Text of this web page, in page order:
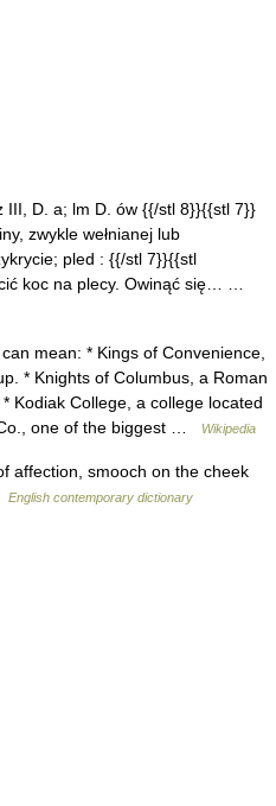
D. a; lm D. ów {{/stl 8}}{{stl 7}}
zwykle wełnianej lub
pled : {{/stl 7}}{{stl
koc na plecy. Owinąć się… …
mean: * Kings of Convenience,
* Knights of Columbus, a Roman
Kodiak College, a college located
one of the biggest …
Wikipedia
affection, smooch on the cheek
English contemporary dictionary